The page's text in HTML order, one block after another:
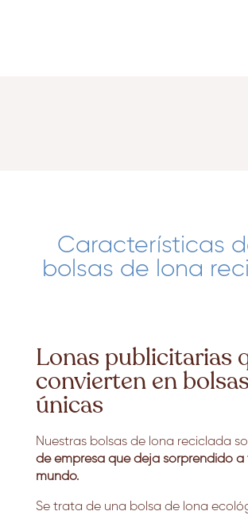
Características
bolsas de lona
Lonas publicitarias
convierten en
únicas
Nuestras bolsas de lona reciclada
de empresa que deja sorprendido a
mundo.
Se trata de una bolsa de lona